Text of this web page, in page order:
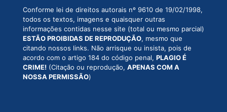
Conforme lei de direitos autorais nº 9610 de 19/02/1998,
todos os textos, imagens e quaisquer outras
informações contidas nesse site (total ou mesmo parcial)
ESTÃO PROIBIDAS DE REPRODUÇÃO, mesmo que
citando nossos links. Não arrisque ou insista, pois de
acordo com o artigo 184 do código penal, PLAGIO É
CRIME! (Citação ou reprodução, APENAS COM A
NOSSA PERMISSÃO)